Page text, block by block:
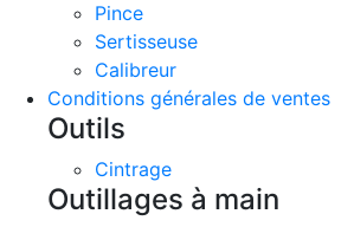
Pince
Sertisseuse
Calibreur
Conditions générales de ventes
Outils
Cintrage
Outillages à main